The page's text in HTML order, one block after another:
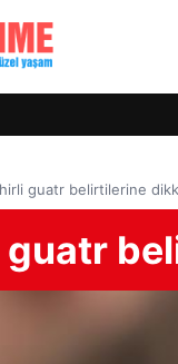
guatr belirtilerine